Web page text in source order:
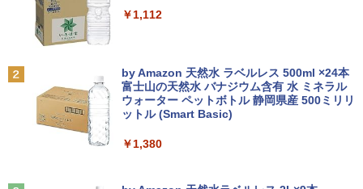
Windows11 ノートPC 14インチノート
パソコン 4GB 64GB パソコンOffice搭載
薄型ノートPC インテルCeleron 第11世
代 日本語キーボードデュアル USB3.0 WI
FI Bluetooth テレワーク応援 初心者向
リップス 23.8型 ワイド HDMI 24インチ
液晶モニター 243V7Q フルHD(1920x10
80) スピーカー搭載 動作良品 中古
【3ケ月保証】
機動警察パトレイバーシバシゲオ×ぴあ
Anker Soundcore P31i ブラック
￥5,990
￥250
BRUCE WAYNE feat. Flo Milli, ATL Jacob
[Explicit]
￥250
￥1,112
by Amazon 天然水 ラベルレス 500ml ×24本
富士山の天然水 バナジウム含有 水 ミネラル
ウォーター ペットボトル 静岡県産 500ミリリ
ットル (Smart Basic)
￥1,380